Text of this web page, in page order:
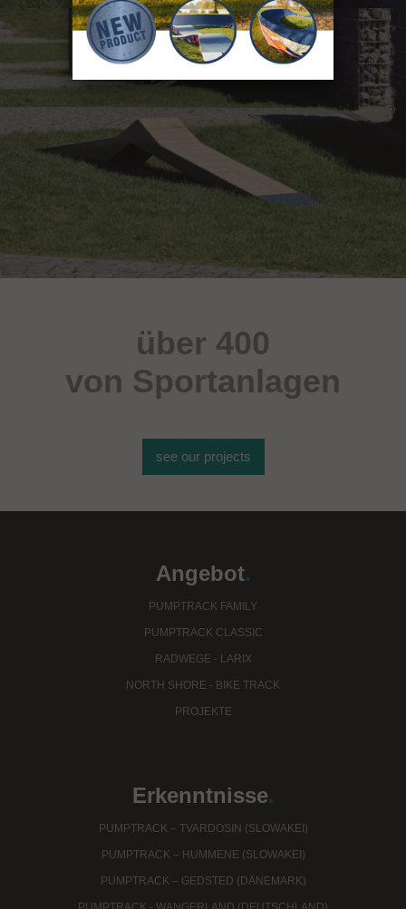
über 400
von Sportanlagen
see our projects
Angebot.
PUMPTRACK FAMILY
PUMPTRACK CLASSIC
RADWEGE - LARIX
NORTH SHORE - BIKE TRACK
PROJEKTE
Erkenntnisse.
PUMPTRACK – TVARDOSIN (SLOWAKEI)
PUMPTRACK – HUMMENE (SLOWAKEI)
PUMPTRACK – GEDSTED (DÄNEMARK)